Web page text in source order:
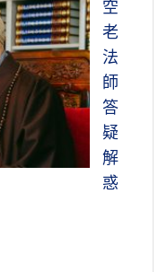
空
老
法
師
答
疑
解
惑